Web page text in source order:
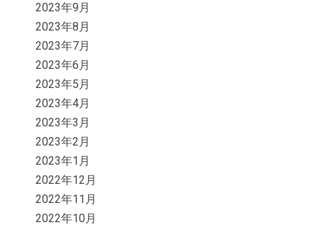
2023年9月
2023年8月
2023年7月
2023年6月
2023年5月
2023年4月
2023年3月
2023年2月
2023年1月
2022年12月
2022年11月
2022年10月